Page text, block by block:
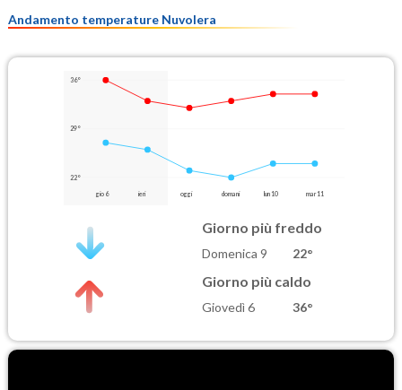
Andamento temperature Nuvolera
36°
29°
22°
gio 6 ieri oggi domani lun 10 mar 11
Giorno più freddo
Domenica 9 22°
Giorno più caldo
Giovedì 6 36°